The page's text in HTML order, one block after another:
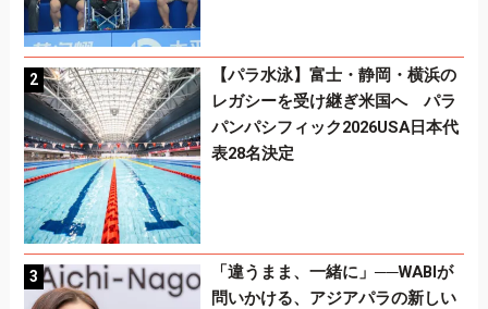
【パラ水泳】富士・静岡・横浜の
レガシーを受け継ぎ米国へ パラ
パンパシフィック2026USA日本代
表28名決定
「違うまま、一緒に」──WABIが
問いかける、アジアパラの新しい